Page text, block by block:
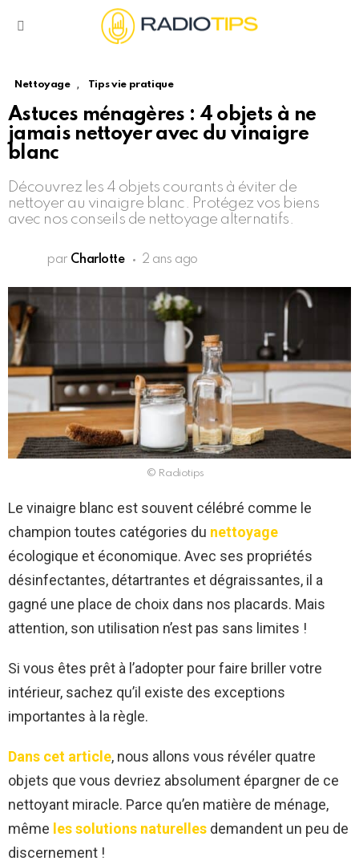
Nettoyage , Tips vie pratique
Astuces ménagères : 4 objets à ne
jamais nettoyer avec du vinaigre
blanc
Découvrez les 4 objets courants à éviter de
nettoyer au vinaigre blanc. Protégez vos biens
avec nos conseils de nettoyage alternatifs.
par Charlotte 2 ans ago
© Radiotips
Le vinaigre blanc est souvent célébré comme le
champion toutes catégories du nettoyage
écologique et économique. Avec ses propriétés
désinfectantes, détartrantes et dégraissantes, il a
gagné une place de choix dans nos placards. Mais
attention, son utilisation n’est pas sans limites !
Si vous êtes prêt à l’adopter pour faire briller votre
intérieur, sachez qu’il existe des exceptions
importantes à la règle.
Dans cet article, nous allons vous révéler quatre
objets que vous devriez absolument épargner de ce
nettoyant miracle. Parce qu’en matière de ménage,
même les solutions naturelles demandent un peu de
discernement !